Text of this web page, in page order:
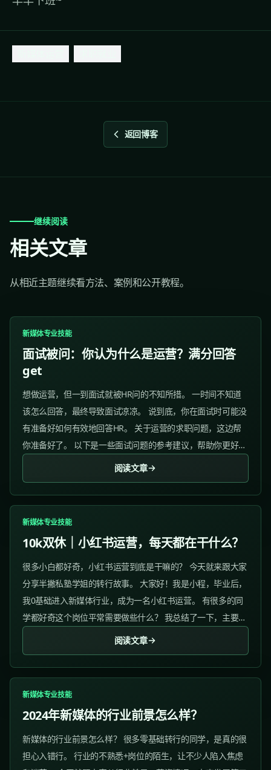
返回博客
继续阅读
相关文章
从相近主题继续看方法、案例和公开教程。
新媒体专业技能
面试被问：你认为什么是运营？满分回答
get
想做运营，但一到面试就被HR问的不知所措。 一时间不知道
该怎么回答，最终导致面试凉凉。 说到底，你在面试时可能没
有准备好如何有效地回答HR。 关于运营的求职问题，这边帮
你准备好了。 以下是一些面试问题的参考建议，帮助你更好地
准备面试并提高成功率。 1、你认为什么是运营？ 参考答
案：...
阅读文章
新媒体专业技能
10k双休｜小红书运营，每天都在干什么？
很多小白都好奇，小红书运营到底是干嘛的？ 今天就来跟大家
分享半撇私塾学姐的转行故事。 大家好！我是小程，毕业后，
我0基础进入新媒体行业，成为一名小红书运营。 有很多的同
学都好奇这个岗位平常需要做些什么？ 我总结了一下，主要
阅读文章
新媒体专业技能
2024年新媒体的行业前景怎么样？
新媒体的行业前景怎么样？ 很多零基础转行的同学，是真的很
担心入错行。 行业的不熟悉+岗位的陌生，让不少人陷入焦虑